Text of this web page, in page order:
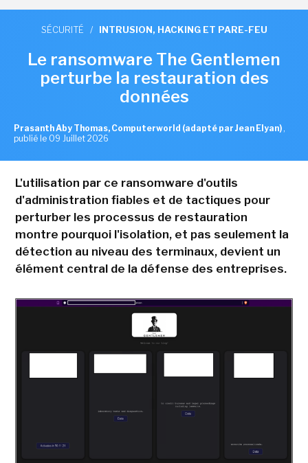
SÉCURITÉ / INTRUSION, HACKING ET PARE-FEU
Le ransomware The Gentlemen
perturbe la restauration des
données
Prasanth Aby Thomas, Computerworld (adapté par Jean Elyan) ,
publié le 09 Juillet 2026
L'utilisation par ce ransomware d'outils
d'administration fiables et de tactiques pour
perturber les processus de restauration
montre pourquoi l'isolation, et pas seulement la
détection au niveau des terminaux, devient un
élément central de la défense des entreprises.